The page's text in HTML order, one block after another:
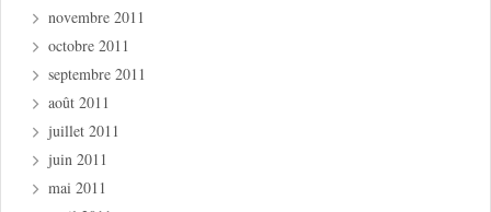
novembre 2011
octobre 2011
septembre 2011
août 2011
juillet 2011
juin 2011
mai 2011